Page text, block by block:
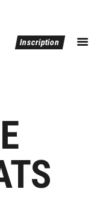
Inscription
MJC